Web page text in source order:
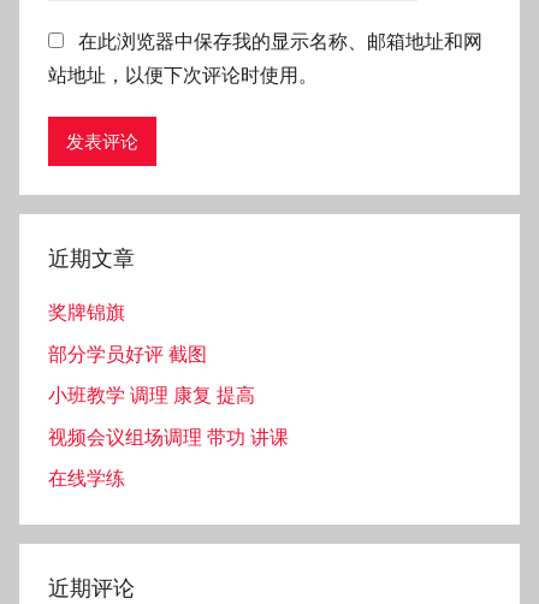
在此浏览器中保存我的显示名称、邮箱地址和网
站地址，以便下次评论时使用。
近期文章
奖牌锦旗
部分学员好评 截图
小班教学 调理 康复 提高
视频会议组场调理 带功 讲课
在线学练
近期评论